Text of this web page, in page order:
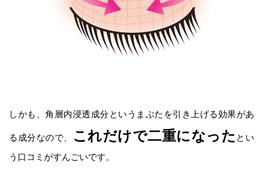
しかも、角層内浸透成分というまぶたを引き上げる効果があ
る成分なので、 これだけで二重になった とい
う口コミがすんごいです。